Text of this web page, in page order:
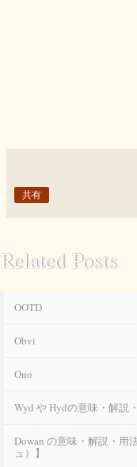
共有
Related Posts
OOTD
Obvi
Ono
Wyd や Hydの意味・解説
Dowan の意味・解説・用
ュ）】